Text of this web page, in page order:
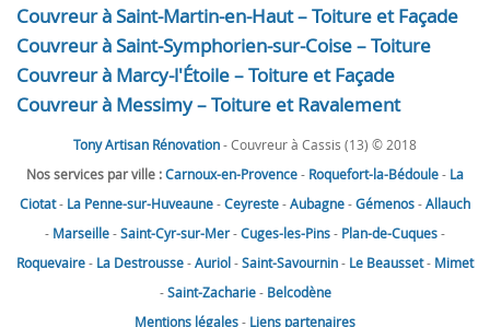
Couvreur à Saint-Martin-en-Haut – Toiture et Façade
Couvreur à Saint-Symphorien-sur-Coise – Toiture
Couvreur à Marcy-l'Étoile – Toiture et Façade
Couvreur à Messimy – Toiture et Ravalement
Tony Artisan Rénovation- Couvreur à Cassis (13) © 2018
Nos services par ville :Carnoux-en-Provence- Roquefort-la-Bédoule- La
Ciotat- La Penne-sur-Huveaune-Ceyreste-Aubagne-Gémenos-Allauch
- Marseille-Saint-Cyr-sur-Mer-Cuges-les-Pins- Plan-de-Cuques-
Roquevaire- La Destrousse-Auriol-Saint-Savournin- Le Beausset- Mimet
-Saint-Zacharie- Belcodène
Mentions légales- Liens partenaires